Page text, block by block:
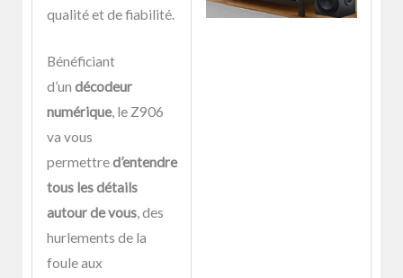
qualité et de fiabilité.
Bénéficiant
d’un décodeur
numérique, le Z906
va vous
permettred’entendre
tous les détails
autour de vous, des
hurlements de la
foule aux